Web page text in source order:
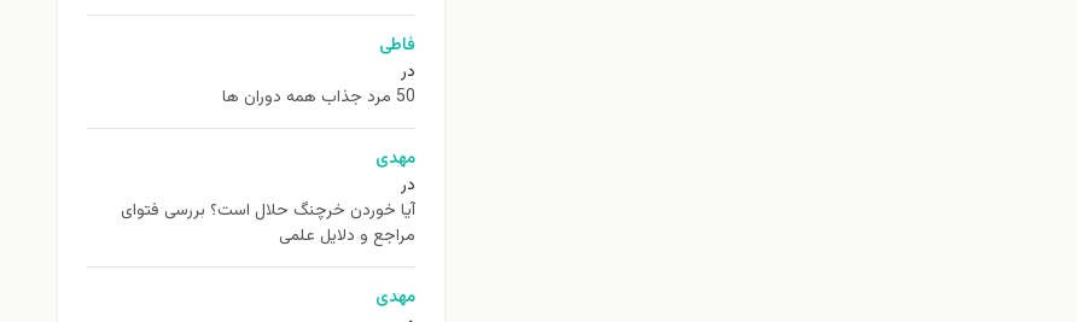
فاطی
در
50 مرد جذاب همه دوران ها
مهدی
در
آیا خوردن خرچنگ حلال است؟ بررسی فتوای
مراجع و دلایل علمی
مهدی